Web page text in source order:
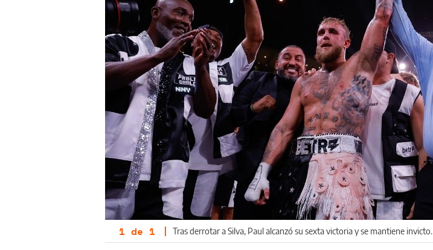
1 de 1 | Tras derrotar a Silva, Paul alcanzó su sexta victoria y se mantiene invicto.